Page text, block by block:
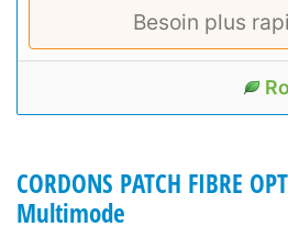
Besoin plus
CORDONS PATCH FIBRE
Multimode